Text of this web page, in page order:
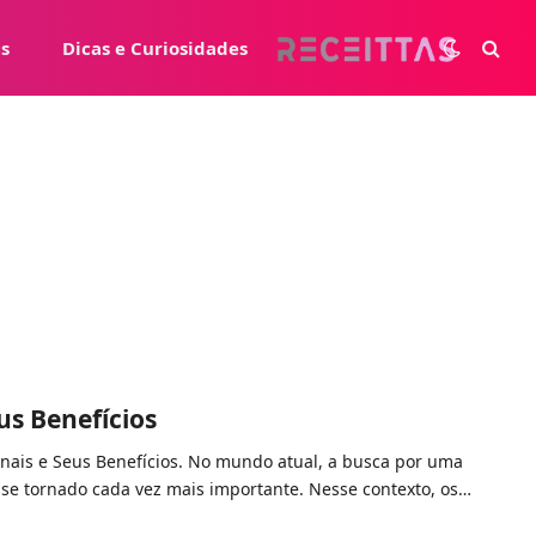
Dicas e Curiosidades
Benefícios
e Seus Benefícios. No mundo atual, a busca por uma
tornado cada vez mais importante. Nesse contexto, os…